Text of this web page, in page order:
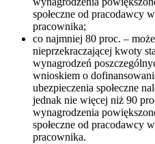
społeczne od pracodawcy
pracownika;
co najmniej 80 proc. –
nieprzekraczającej kwoty
wynagrodzeń
wnioskiem o
ubezpieczenia społeczne
jednak nie więcej niż 90
wynagrodzenia
społeczne od pracodawcy
pracownika.